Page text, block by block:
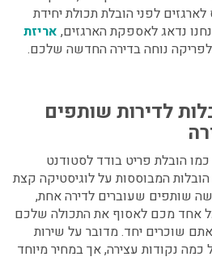
לפני הובלת תכולת יחידת
נדאג לאספקת הארגזים, אריזת
לפריקה נוחה בדירה החדשה שלכם.
לדירות שותפים
הובלת פריט בודד לסטודנט
המבוססות על לוגיסטיקה קצת
שותפים שעוברים לדירה אחת,
אחד מכם לאסוף את התכולה שלכם
שוכרים יחד. מדובר על שירות
כמה נקודות עצירה, אך במחיר מיוחד